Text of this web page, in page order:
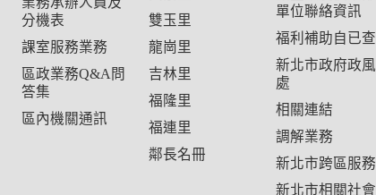
分機表
課室服務業務
區政業務Q&A問
答集
區內機關通訊
雙玉里
龍崗里
吉林里
福隆里
福連里
鄰長名冊
單位聯絡資訊
福利補助自已查
新北市政府政風
處
相關連結
調解業務
新北市跨區服務
新北市相關社會